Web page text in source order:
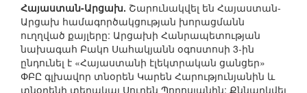
Հայաստան-Արցախ. Շարունակվել են Հայաստան-
Արցախ համագործակցության խորացմանն
ուղղված քայլերը: Արցախի Հանրապետության
նախագահ Բակո Սահակյանն օգոստոսի 3-ին
ընդունել է «Հայաստանի էլեկտրական ցանցեր»
ՓԲԸ գլխավոր տնօրեն Կարեն Հարությունյանին և
տնօրենի տեղակալ Սուրեն Պողոսյանին: Քննարկվել